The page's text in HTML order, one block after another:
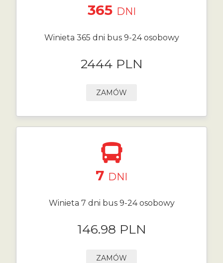
365 DNI
Winieta 365 dni bus 9-24 osobowy
2444 PLN
ZAMÓW
7 DNI
Winieta 7 dni bus 9-24 osobowy
146.98 PLN
ZAMÓW